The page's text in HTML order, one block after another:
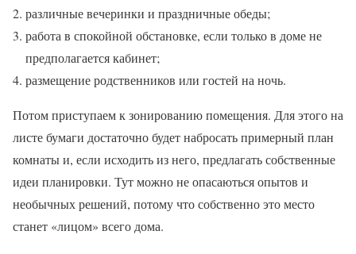
различные вечеринки и праздничные обеды;
работа в спокойной обстановке, если только в доме не
предполагается кабинет;
размещение родственников или гостей на ночь.
Потом приступаем к зонированию помещения. Для этого на
листе бумаги достаточно будет набросать примерный план
комнаты и, если исходить из него, предлагать собственные
идеи планировки. Тут можно не опасаються опытов и
необычных решений, потому что собственно это место
станет «лицом» всего дома.